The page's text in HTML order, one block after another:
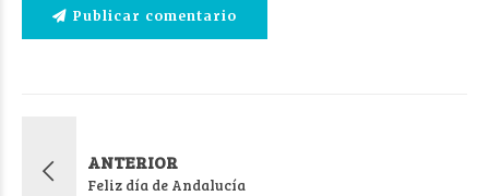
Publicar comentario
ANTERIOR
Feliz día de Andalucía